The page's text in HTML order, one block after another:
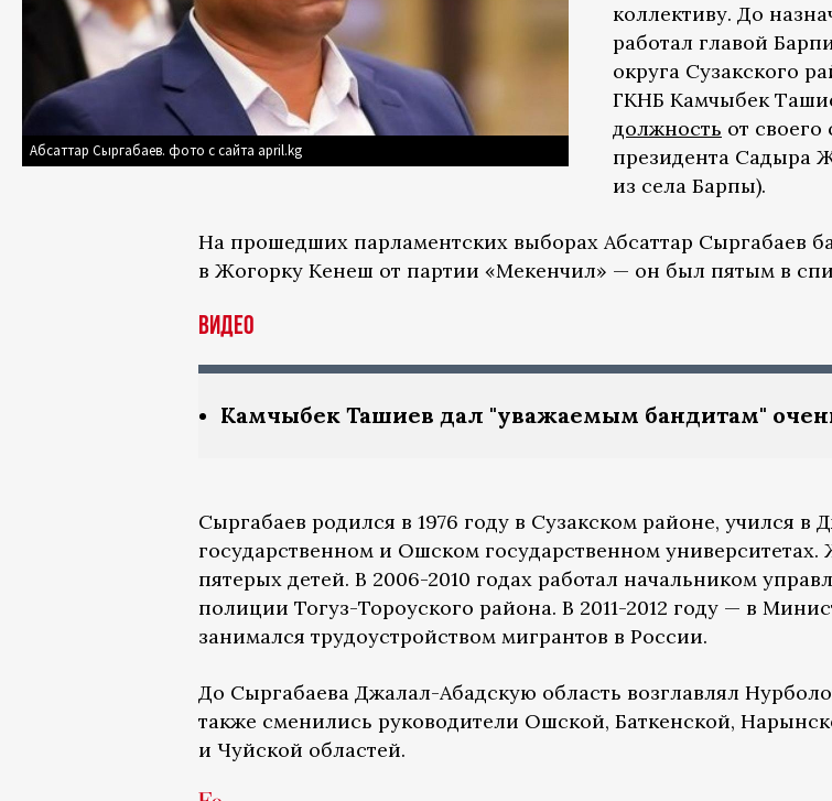
Абсаттар Сыргабаев. фото с сайта april.kg
коллективу. До
работал главой
округа Сузакского
ГКНБ Камчыбек
должность от своего
президента Садыра
из села Барпы).
На прошедших парламентских выборах Абсаттар Сыргабаев
в Жогорку Кенеш от партии «Мекенчил» — он был пятым в
ВИДЕО
Камчыбек Ташиев дал "уважаемым бандитам"
Сыргабаев родился в 1976 году в Сузакском районе, учился в
государственном и Ошском государственном университетах.
пятерых детей. В 2006-2010 годах работал начальником
полиции Тогуз-Тороуского района. В 2011-2012 году — в
занимался трудоустройством мигрантов в России.
До Сыргабаева Джалал-Абадскую область возглавлял
также сменились руководители Ошской, Баткенской,
и Чуйской областей.